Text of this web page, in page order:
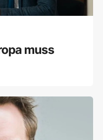
muss